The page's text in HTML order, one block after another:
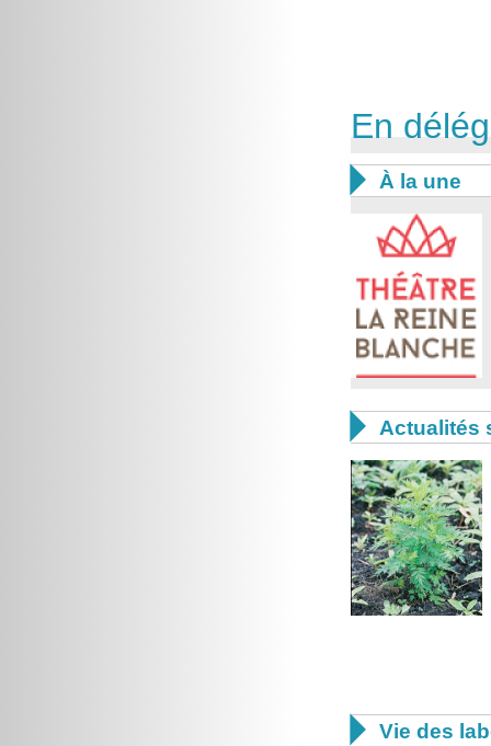
En
 À la une
 Actualités
 Vie des